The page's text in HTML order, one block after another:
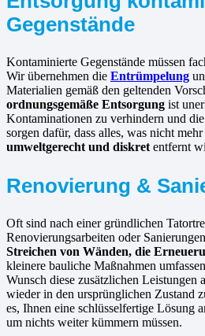
Gegenstände
Kontaminierte Gegenstände müssen
Wir übernehmen die Entrümpelung
Materialien gemäß den geltenden
ordnungsgemäße Entsorgung ist
Kontaminationen zu verhindern und
sorgen dafür, dass alles, was nicht
umweltgerecht und diskret entfernt
Renovierung &
Oft sind nach einer gründlichen
Renovierungsarbeiten oder
Streichen von Wänden, die
kleinere bauliche Maßnahmen
Wunsch diese zusätzlichen Leistungen
wieder in den ursprünglichen Zustand
es, Ihnen eine schlüsselfertige Lösung
um nichts weiter kümmern müssen.